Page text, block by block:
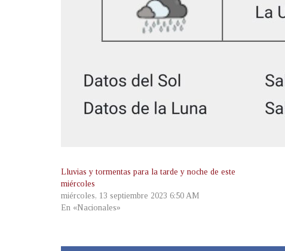
Lluvias y tormentas para la tarde y noche de este
miércoles
miércoles, 13 septiembre 2023 6:50 AM
En «Nacionales»